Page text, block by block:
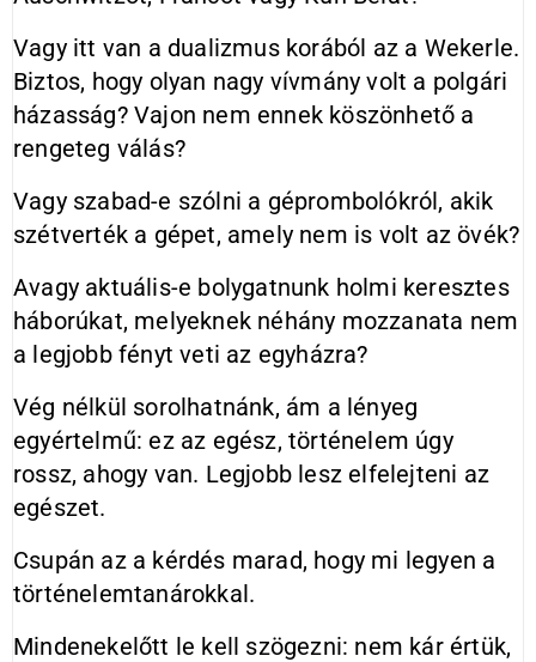
Vagy itt van a dualizmus korából az a Wekerle.
Biztos, hogy olyan nagy vívmány volt a polgári
házasság? Vajon nem ennek köszönhető a
rengeteg válás?
Vagy szabad-e szólni a géprombolókról, akik
szétverték a gépet, amely nem is volt az övék?
Avagy aktuális-e bolygatnunk holmi keresztes
háborúkat, melyeknek néhány mozzanata nem
a legjobb fényt veti az egyházra?
Vég nélkül sorolhatnánk, ám a lényeg
egyértelmű: ez az egész, történelem úgy
rossz, ahogy van. Legjobb lesz elfelejteni az
egészet.
Csupán az a kérdés marad, hogy mi legyen a
történelemtanárokkal.
Mindenekelőtt le kell szögezni: nem kár értük,